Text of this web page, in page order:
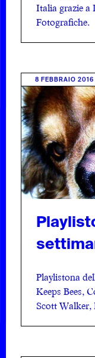
Italia grazie
Fotografiche.
8 FEBBRAIO 2016
Playlistona
Keeps Bees,
Scott Walker,